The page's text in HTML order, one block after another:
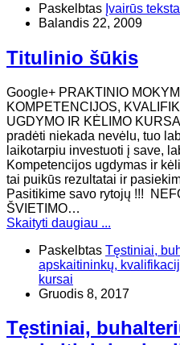
Paskelbtas Įvairūs
Balandis 22, 2009
Titulinio šūkis
Google+ PRAKTINIO
KOMPETENCIJOS,
UGDYMO IR KĖLIMO
pradėti niekada nevėlu, tuo
laikotarpiu investuoti į save,
Kompetencijos ugdymas ir
tai puikūs rezultatai ir
Pasitikime savo rytojų !!!
ŠVIETIMO…
Skaityti daugiau ...
Paskelbtas Tęstiniai,
apskaitininkų,
kursai
Gruodis 8, 2017
Tęstiniai,